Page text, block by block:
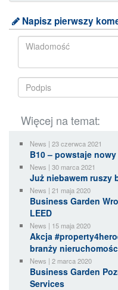
Napisz pierwszy
Więcej na temat:
News | 23 czerwca 2021
B10 – powstaje
News | 30 marca 2021
Już niebawem ruszy
News | 21 maja 2020
Business Garden
LEED
News | 15 maja 2020
Akcja
branży
News | 2 marca 2020
Business Garden
Services